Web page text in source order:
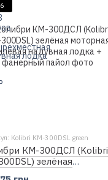
6
Kolibri KM-300DSL green
КМ-300ДСЛ (Kolibri
зелёная